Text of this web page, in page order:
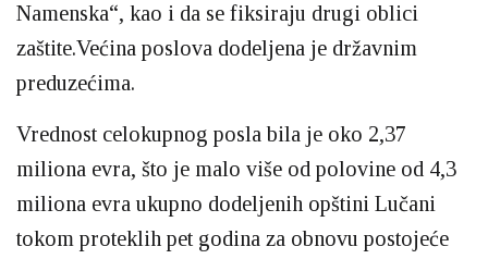
Namenska“, kao i da se fiksiraju drugi oblici
zaštite.Većina poslova dodeljena je državnim
preduzećima.
Vrednost celokupnog posla bila je oko 2,37
miliona evra, što je malo više od polovine od 4,3
miliona evra ukupno dodeljenih opštini Lučani
tokom proteklih pet godina za obnovu postojeće